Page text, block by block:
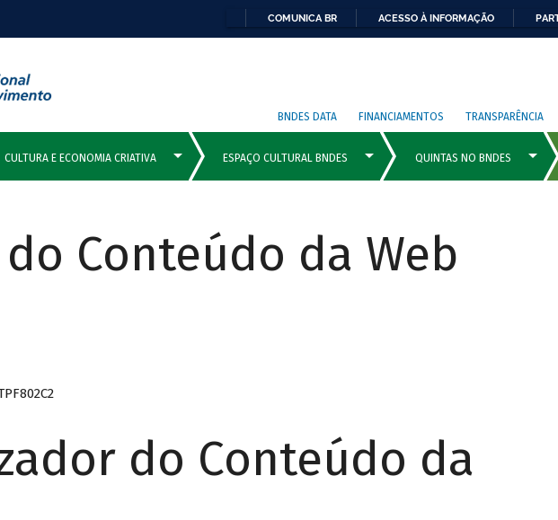
COMUNICA BR ACESSO À INFORMAÇÃO
BNDES DATA FINANCIAMENTOS TRANSPARÊNCIA
Conteúdo da Web
do Conteúdo da